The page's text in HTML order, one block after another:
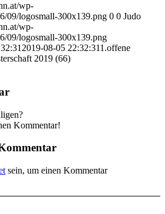
wp-
09/logosmall-300x139.png 0 0 Judo
wp-
09/logosmall-300x139.png
2019-08-05 22:32:311.offene
2019 (66)
Kommentar!
sein, um einen Kommentar